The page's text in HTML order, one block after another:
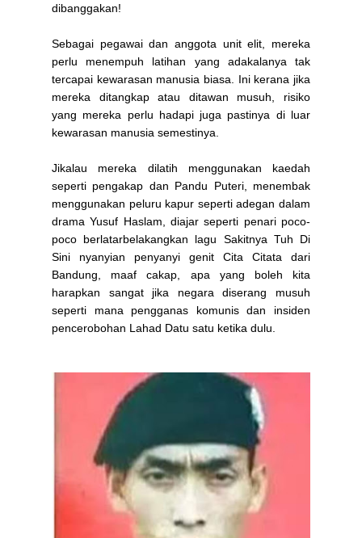
dibanggakan!
Sebagai pegawai dan anggota unit elit, mereka
perlu menempuh latihan yang adakalanya tak
tercapai kewarasan manusia biasa. Ini kerana jika
mereka ditangkap atau ditawan musuh, risiko
yang mereka perlu hadapi juga pastinya di luar
kewarasan manusia semestinya.
Jikalau mereka dilatih menggunakan kaedah
seperti pengakap dan Pandu Puteri, menembak
menggunakan peluru kapur seperti adegan dalam
drama Yusuf Haslam, diajar seperti penari poco-
poco berlatarbelakangkan lagu Sakitnya Tuh Di
Sini nyanyian penyanyi genit Cita Citata dari
Bandung, maaf cakap, apa yang boleh kita
harapkan sangat jika negara diserang musuh
seperti mana pengganas komunis dan insiden
pencerobohan Lahad Datu satu ketika dulu.